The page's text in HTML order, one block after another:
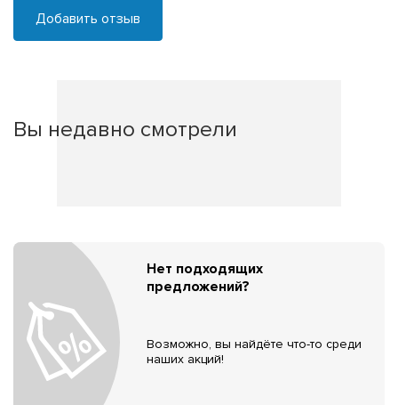
Добавить отзыв
Вы недавно смотрели
Нет подходящих
предложений?
Возможно, вы найдёте что-то среди
наших акций!